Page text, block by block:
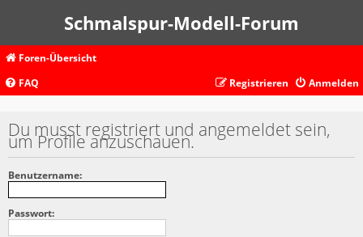
Schmalspur-Modell-Forum
Foren-Übersicht
FAQ
Anmelden
Registrieren
Du musst registriert und angemeldet sein,
um Profile anzuschauen.
Benutzername:
Passwort: